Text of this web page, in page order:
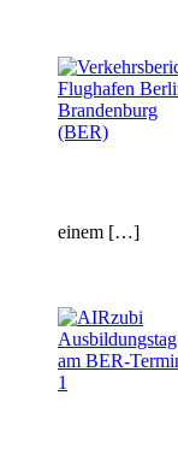
einem […]